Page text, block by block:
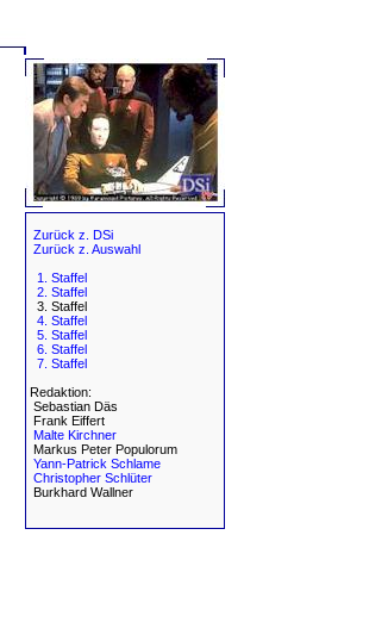
Zurück z. DSi
Zurück z. Auswahl
1. Staffel
2. Staffel
3. Staffel
4. Staffel
5. Staffel
6. Staffel
7. Staffel
Redaktion:
Sebastian Däs
Frank Eiffert
Malte Kirchner
Markus Peter Populorum
Yann-Patrick Schlame
Christopher Schlüter
Burkhard Wallner